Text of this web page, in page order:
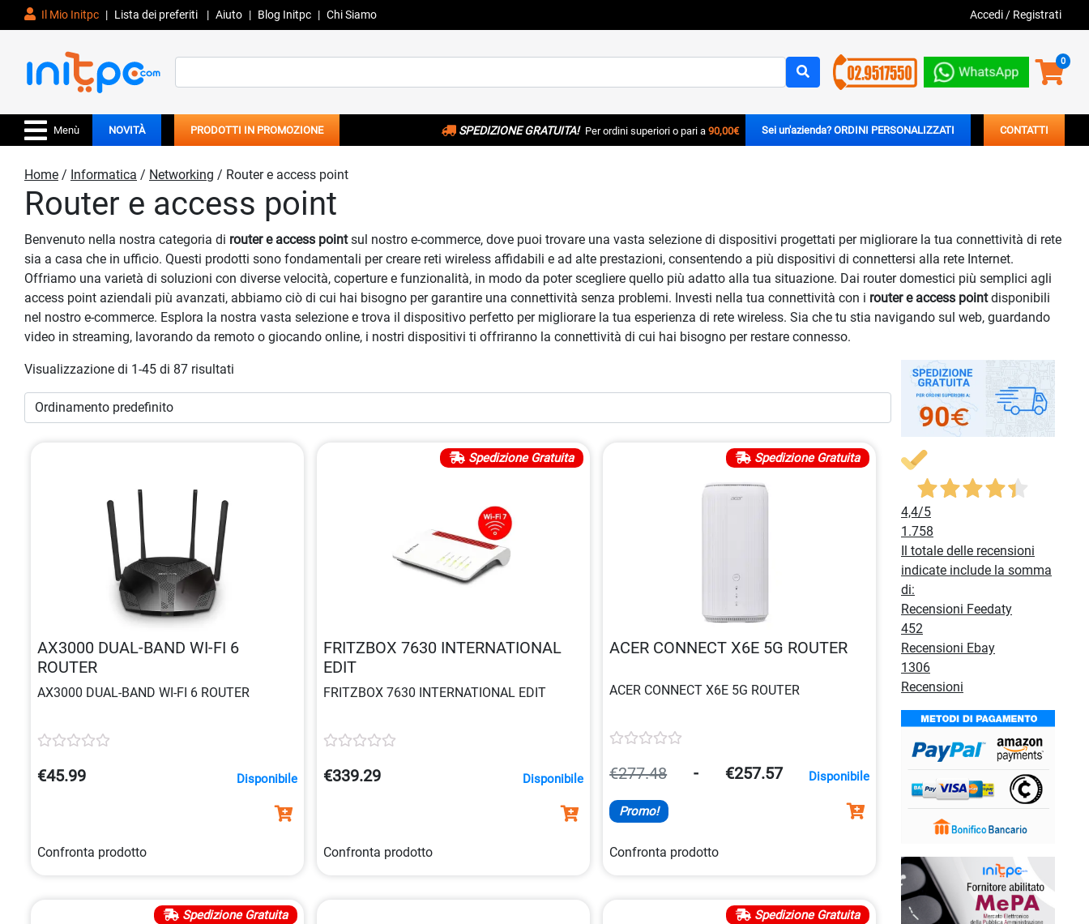
Il Mio Initpc | Lista dei preferiti | Aiuto | Blog Initpc | Chi Siamo Accedi / Registrati
for:
0
Menù NOVITÀ PRODOTTI IN PROMOZIONE SPEDIZIONE GRATUITA! Per ordini superiori o pari a 90,00€ Sei un'azienda? ORDINI PERSONALIZZATI CONTATTI
Home / Informatica / Networking / Router e access point
Router e access point
Benvenuto nella nostra categoria di router e access pointsul nostro e-commerce, dove puoi trovare una vasta selezione di dispositivi progettati per migliorare la tua connettività di rete
sia a casa che in ufficio. Questi prodotti sono fondamentali per creare reti wireless affidabili e ad alte prestazioni, consentendo a più dispositivi di connettersi alla rete Internet.
Offriamo una varietà di soluzioni con diverse velocità, coperture e funzionalità, in modo da poter scegliere quello più adatto alla tua situazione. Dai router domestici più semplici agli
access point aziendali più avanzati, abbiamo ciò di cui hai bisogno per garantire una connettività senza problemi. Investi nella tua connettività con i router e access pointdisponibili
nel nostro e-commerce. Esplora la nostra vasta selezione e trova il dispositivo perfetto per migliorare la tua esperienza di rete wireless. Sia che tu stia navigando sul web, guardando
video in streaming, lavorando da remoto o giocando online, i nostri dispositivi ti offriranno la connettività di cui hai bisogno per restare connesso.
Visualizzazione di 1-45 di 87 risultati
AX3000 DUAL-BAND WI-FI 6
ROUTER
AX3000 DUAL-BAND WI-FI 6 ROUTER
€45.99 Disponibile
Confronta prodotto
Spedizione Gratuita
FRITZBOX 7630 INTERNATIONAL
EDIT
FRITZBOX 7630 INTERNATIONAL EDIT
€339.29 Disponibile
Confronta prodotto
Spedizione Gratuita
ACER CONNECT X6E 5G ROUTER
ACER CONNECT X6E 5G ROUTER
€277.48 - €257.57 Disponibile
Promo!
Confronta prodotto
Spedizione Gratuita Spedizione Gratuita
4,4/5
1.758
Il totale delle recensioni
indicate include la somma
di:
Recensioni Feedaty
452
Recensioni Ebay
1306
Recensioni